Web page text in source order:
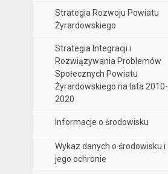
Strategia Rozwoju Powiatu
Żyrardowskiego
Strategia Integracji i
Rozwiązywania Problemów
Społecznych Powiatu
Żyrardowskiego na lata 2010-
2020
Informacje o środowisku
Wykaz danych o środowisku i
jego ochronie